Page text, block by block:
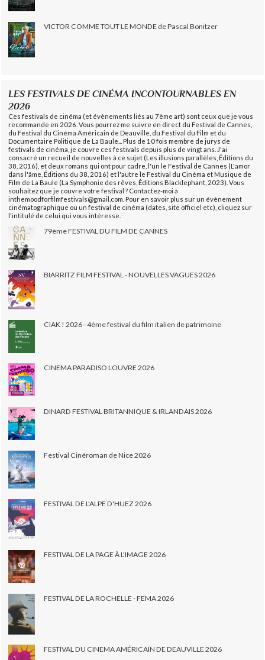
VICTOR COMME TOUT LE MONDE de Pascal Bonitzer
LES FESTIVALS DE CINÉMA INCONTOURNABLES EN
2026
Ces festivals de cinéma (et évènements liés au 7ème art) sont ceux que je vous
recommande en 2026. Vous pourrez me suivre en direct du Festival de Cannes,
du Festival du Cinéma Américain de Deauville, du Festival du Film et du
Documentaire Politique de La Baule... Plus de 10 fois membre de jurys de
festivals de cinéma, je couvre ces festivals depuis plus de vingt ans. J'ai
consacré un recueil de nouvelles à ce sujet (Les illusions parallèles, Éditions du
38, 2016), et deux romans qui ont pour cadre, l'un le Festival de Cannes (L'amor
dans l'âme, Éditions du 38, 2016) et l'autre le Festival du Cinéma et Musique de
Film de La Baule (La Symphonie des rêves, Éditions Blacklephant, 2023). Vous
souhaitez que je couvre votre festival ? Contactez-moi à
inthemoodforfilmfestivals@gmail.com. Pour en savoir plus sur un évènement
cinématographique ou un festival de cinéma (dates, site officiel etc), cliquez sur
l'intitulé de celui qui vous intéresse.
79ème FESTIVAL DU FILM DE CANNES
BIARRITZ FILM FESTIVAL - NOUVELLES VAGUES 2026
CIAK ! 2026 - 4ème festival du film italien de patrimoine
CINEMA PARADISO LOUVRE 2026
DINARD FESTIVAL BRITANNIQUE & IRLANDAIS 2026
Festival Cinéroman de Nice 2026
FESTIVAL DE L'ALPE D'HUEZ 2026
FESTIVAL DE LA PAGE À L'IMAGE 2026
FESTIVAL DE LA ROCHELLE - FEMA 2026
FESTIVAL DU CINEMA AMÉRICAIN DE DEAUVILLE 2026